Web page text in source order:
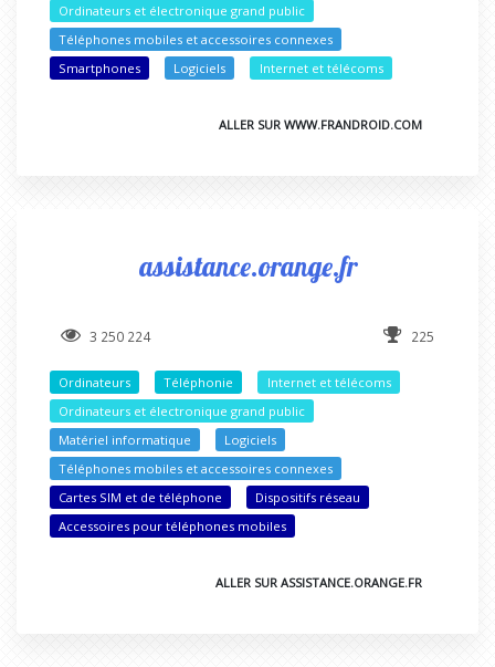
Ordinateurs et électronique grand public
Téléphones mobiles et accessoires connexes
Smartphones
Logiciels Internet et télécoms
ALLER SUR WWW.FRANDROID.COM
assistance.orange.fr
3 250 224 225
Ordinateurs Téléphonie
Internet et télécoms
Ordinateurs et électronique grand public
Matériel informatique
Logiciels
Téléphones mobiles et accessoires connexes
Cartes SIM et de téléphone
Dispositifs réseau
Accessoires pour téléphones mobiles
ALLER SUR ASSISTANCE.ORANGE.FR